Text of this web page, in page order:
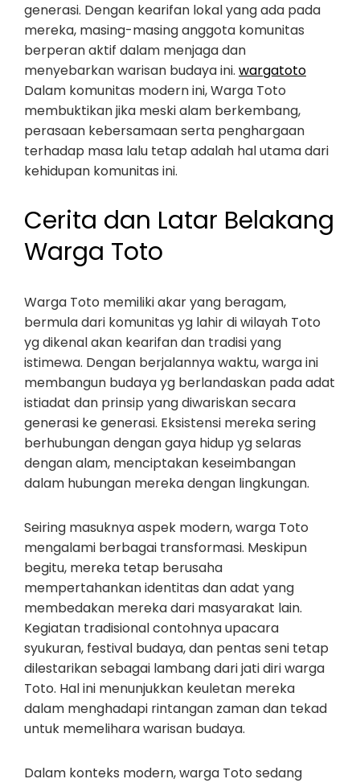
generasi. Dengan kearifan lokal yang ada pada
mereka, masing-masing anggota komunitas
berperan aktif dalam menjaga dan
menyebarkan warisan budaya ini. wargatoto
Dalam komunitas modern ini, Warga Toto
membuktikan jika meski alam berkembang,
perasaan kebersamaan serta penghargaan
terhadap masa lalu tetap adalah hal utama dari
kehidupan komunitas ini.
Cerita dan Latar Belakang
Warga Toto
Warga Toto memiliki akar yang beragam,
bermula dari komunitas yg lahir di wilayah Toto
yg dikenal akan kearifan dan tradisi yang
istimewa. Dengan berjalannya waktu, warga ini
membangun budaya yg berlandaskan pada adat
istiadat dan prinsip yang diwariskan secara
generasi ke generasi. Eksistensi mereka sering
berhubungan dengan gaya hidup yg selaras
dengan alam, menciptakan keseimbangan
dalam hubungan mereka dengan lingkungan.
Seiring masuknya aspek modern, warga Toto
mengalami berbagai transformasi. Meskipun
begitu, mereka tetap berusaha
mempertahankan identitas dan adat yang
membedakan mereka dari masyarakat lain.
Kegiatan tradisional contohnya upacara
syukuran, festival budaya, dan pentas seni tetap
dilestarikan sebagai lambang dari jati diri warga
Toto. Hal ini menunjukkan keuletan mereka
dalam menghadapi rintangan zaman dan tekad
untuk memelihara warisan budaya.
Dalam konteks modern, warga Toto sedang